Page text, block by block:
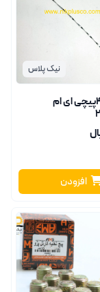
نیک پلاس
گژ روغن405پیچی ای ام
افزودن